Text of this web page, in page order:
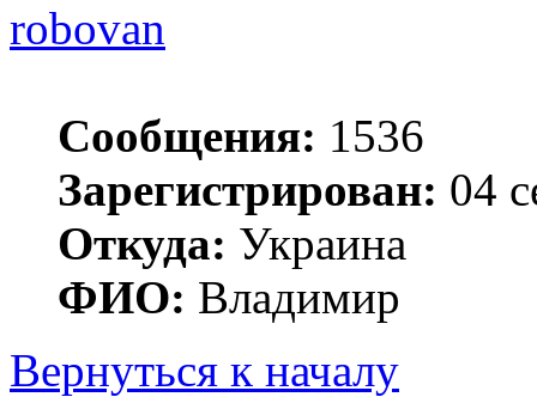
robovan
Сообщения: 1536
Зарегистрирован: 04
Откуда: Украина
ФИО: Владимир
Вернуться к началу